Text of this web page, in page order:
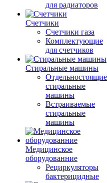
для радиаторов
Счетчики
Счетчики газа
Комплектующие
для счетчиков
Стиральные машины
Отдельностоящие
стиральные
машины
Встраиваемые
стиральные
машины
Медицинское
оборудованние
Рециркуляторы
бактерицидные